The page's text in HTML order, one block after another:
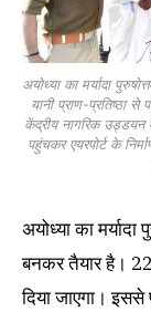
अयोध्या का मर्यादा
यानी प्राण-प्रतिष्ठा
केंद्रीय नागरिक उड्डयन
पहुंचकर एयरपोर्ट के
अयोध्या का
बनकर तैयार है।
दिया जाएगा।